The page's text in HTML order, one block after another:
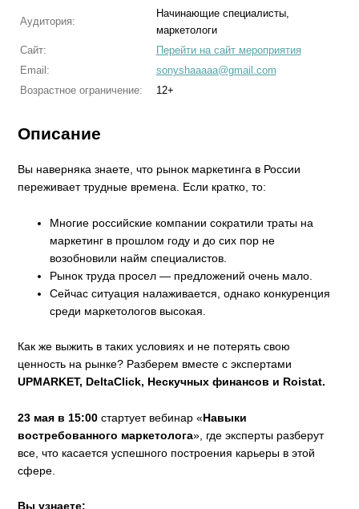
Аудитория:
Начинающие специалисты,
маркетологи
Сайт:
Перейти на сайт мероприятия
Email:
sonyshaaaaa@gmail.com
Возрастное ограничение:
12+
Описание
Вы наверняка знаете, что рынок маркетинга в России
переживает трудные времена. Если кратко, то:
Многие российские компании сократили траты на
маркетинг в прошлом году и до сих пор не
возобновили найм специалистов.
Рынок труда просел — предложений очень мало.
Сейчас ситуация налаживается, однако конкуренция
среди маркетологов высокая.
Как же выжить в таких условиях и не потерять свою
ценность на рынке? Разберем вместе с экспертами
UPMARKET, DeltaClick, Нескучных финансов и Roistat.
23 мая в 15:00 стартует вебинар «Навыки
востребованного маркетолога», где эксперты разберут
все, что касается успешного построения карьеры в этой
сфере.
Вы узнаете: